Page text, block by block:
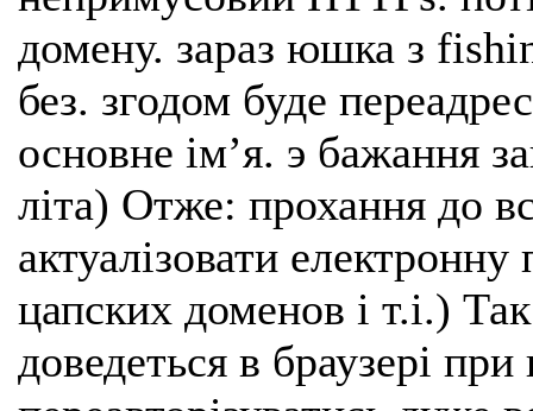
домену. зараз юшка з
без. згодом буде
основне імʼя. э бажання
літа) Отже: прохання до
актуалізовати
цапских доменов і т.і.)
доведеться в браузері